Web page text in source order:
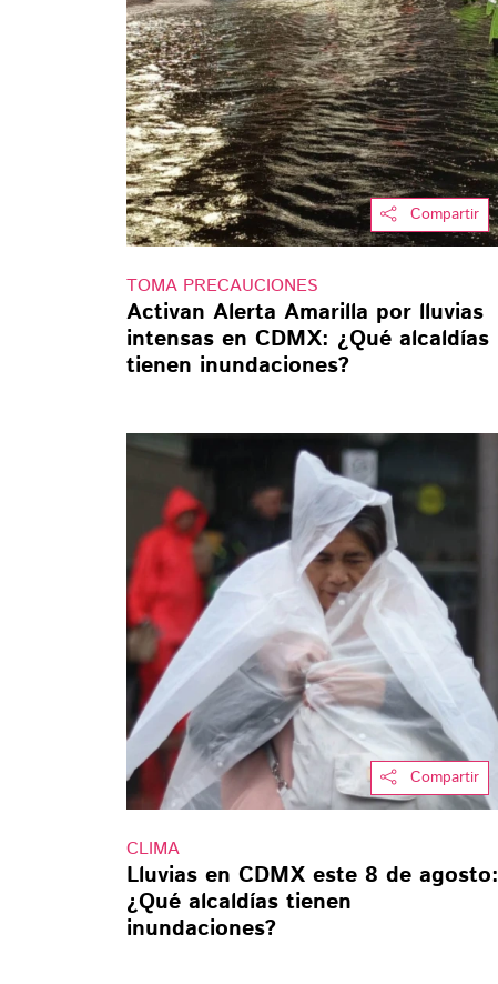
Compartir
TOMA PRECAUCIONES
Activan Alerta Amarilla por lluvias
intensas en CDMX: ¿Qué alcaldías
tienen inundaciones?
Compartir
CLIMA
Lluvias en CDMX este 8 de agosto:
¿Qué alcaldías tienen
inundaciones?